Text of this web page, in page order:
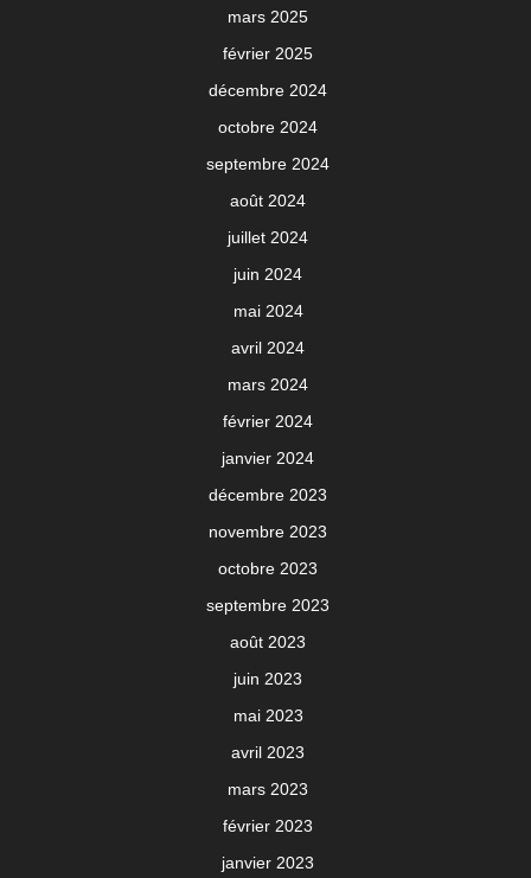
mars 2025
février 2025
décembre 2024
octobre 2024
septembre 2024
août 2024
juillet 2024
juin 2024
mai 2024
avril 2024
mars 2024
février 2024
janvier 2024
décembre 2023
novembre 2023
octobre 2023
septembre 2023
août 2023
juin 2023
mai 2023
avril 2023
mars 2023
février 2023
janvier 2023